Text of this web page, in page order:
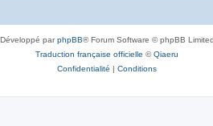
Développé parphpBB® Forum Software © phpBB Limited
Traduction française officielle ©Qiaeru
Confidentialité | Conditions